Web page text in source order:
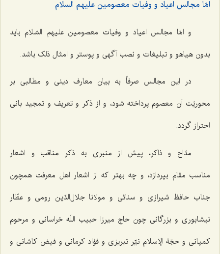
امّا مجالس اعیاد و وفیات معصومین علیهم السلام
و امّا مجالس اعیاد و وفیات معصومین علیهم السّلام باید
بدون هیاهو و تبلیغات و نصب آگهی و پوستر و امثال ذلک باشد.
در این مجالس صرفاً به بیان معارف دینی و مطالبی بر
محوریّت آن معصوم پرداخته شود، و از ذکر و تعریف و تمجید بانی
احتراز گردد.
مدّاح و ذاکر، پیش از منبری به ذکر مناقب و اشعار
مناسب مقام بپردازد، و چه بهتر که از اشعار اهل معرفت همچون
جناب حافظ شیرازی و سنائی و مولانا جلال‌‌الدّین رومی و عطّار
نیشابوری و بزرگانی چون حاج میرزا حبیب اللَه خراسانی و مرحوم
کمپانی و حجّة الإسلام نیّر تبریزی و فؤاد کرمانی و فیض کاشانی و